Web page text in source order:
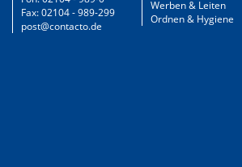
Fax: 02104 - 989-299
post@contacto.de
Werben & Leiten
Ordnen & Hygiene